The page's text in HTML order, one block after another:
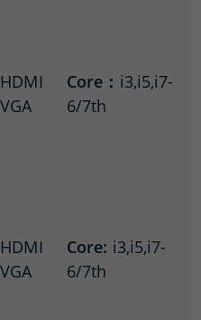
Core： i3,i5,i7-
6/7th
Core: i3,i5,i7-
6/7th